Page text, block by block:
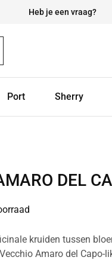
Heb je een vraag?
Port Sherry
DEL
kruiden tussen
Amaro del Capo-